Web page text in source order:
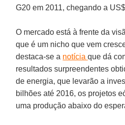
G20 em 2011, chegando a
O mercado está à frente da
que é um nicho que vem
destaca-se a notíciaque dá
resultados surpreendentes
de energia, que levarão a
bilhões até 2016, os projetos
uma produção abaixo do